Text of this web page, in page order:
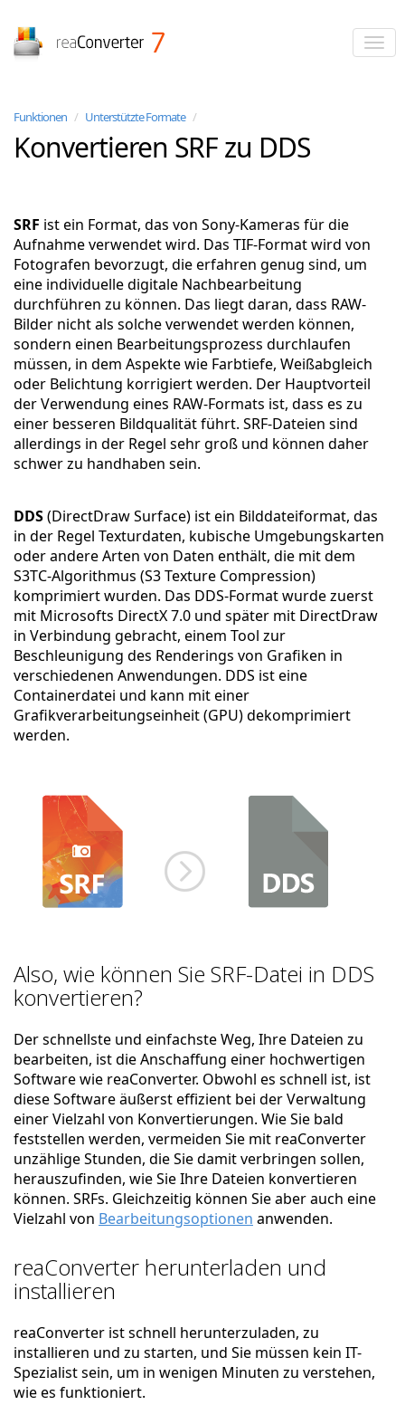
Funktionen / Unterstützte Formate /
Konvertieren SRF zu DDS
SRF ist ein Format, das von Sony-Kameras für die
Aufnahme verwendet wird. Das TIF-Format wird von
Fotografen bevorzugt, die erfahren genug sind, um
eine individuelle digitale Nachbearbeitung
durchführen zu können. Das liegt daran, dass RAW-
Bilder nicht als solche verwendet werden können,
sondern einen Bearbeitungsprozess durchlaufen
müssen, in dem Aspekte wie Farbtiefe, Weißabgleich
oder Belichtung korrigiert werden. Der Hauptvorteil
der Verwendung eines RAW-Formats ist, dass es zu
einer besseren Bildqualität führt. SRF-Dateien sind
allerdings in der Regel sehr groß und können daher
schwer zu handhaben sein.
DDS(DirectDraw Surface) ist ein Bilddateiformat, das
in der Regel Texturdaten, kubische Umgebungskarten
oder andere Arten von Daten enthält, die mit dem
S3TC-Algorithmus (S3 Texture Compression)
komprimiert wurden. Das DDS-Format wurde zuerst
mit Microsofts DirectX 7.0 und später mit DirectDraw
in Verbindung gebracht, einem Tool zur
Beschleunigung des Renderings von Grafiken in
verschiedenen Anwendungen. DDS ist eine
Containerdatei und kann mit einer
Grafikverarbeitungseinheit (GPU) dekomprimiert
werden.
Also, wie können Sie SRF-Datei in DDS
konvertieren?
Der schnellste und einfachste Weg, Ihre Dateien zu
bearbeiten, ist die Anschaffung einer hochwertigen
Software wie reaConverter. Obwohl es schnell ist, ist
diese Software äußerst effizient bei der Verwaltung
einer Vielzahl von Konvertierungen. Wie Sie bald
feststellen werden, vermeiden Sie mit reaConverter
unzählige Stunden, die Sie damit verbringen sollen,
herauszufinden, wie Sie Ihre Dateien konvertieren
können. SRFs. Gleichzeitig können Sie aber auch eine
Vielzahl von Bearbeitungsoptionen anwenden.
reaConverter herunterladen und
installieren
reaConverter ist schnell herunterzuladen, zu
installieren und zu starten, und Sie müssen kein IT-
Spezialist sein, um in wenigen Minuten zu verstehen,
wie es funktioniert.